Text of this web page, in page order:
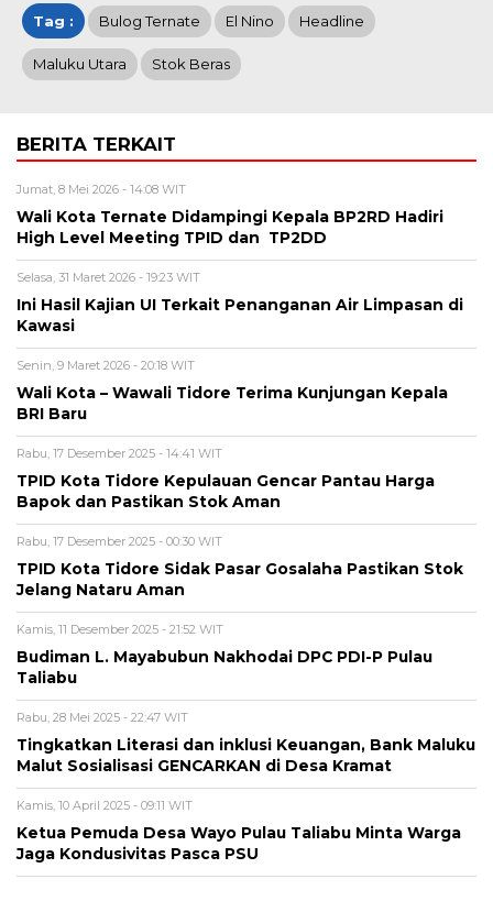
Tag : Bulog Ternate El Nino Headline
Maluku Utara Stok Beras
BERITA TERKAIT
Jumat, 8 Mei 2026 - 14:08 WIT
Wali Kota Ternate Didampingi Kepala BP2RD Hadiri
High Level Meeting TPID dan TP2DD
Selasa, 31 Maret 2026 - 19:23 WIT
Ini Hasil Kajian UI Terkait Penanganan Air Limpasan di
Kawasi
Senin, 9 Maret 2026 - 20:18 WIT
Wali Kota – Wawali Tidore Terima Kunjungan Kepala
BRI Baru
Rabu, 17 Desember 2025 - 14:41 WIT
TPID Kota Tidore Kepulauan Gencar Pantau Harga
Bapok dan Pastikan Stok Aman
Rabu, 17 Desember 2025 - 00:30 WIT
TPID Kota Tidore Sidak Pasar Gosalaha Pastikan Stok
Jelang Nataru Aman
Kamis, 11 Desember 2025 - 21:52 WIT
Budiman L. Mayabubun Nakhodai DPC PDI-P Pulau
Taliabu
Rabu, 28 Mei 2025 - 22:47 WIT
Tingkatkan Literasi dan inklusi Keuangan, Bank Maluku
Malut Sosialisasi GENCARKAN di Desa Kramat
Kamis, 10 April 2025 - 09:11 WIT
Ketua Pemuda Desa Wayo Pulau Taliabu Minta Warga
Jaga Kondusivitas Pasca PSU